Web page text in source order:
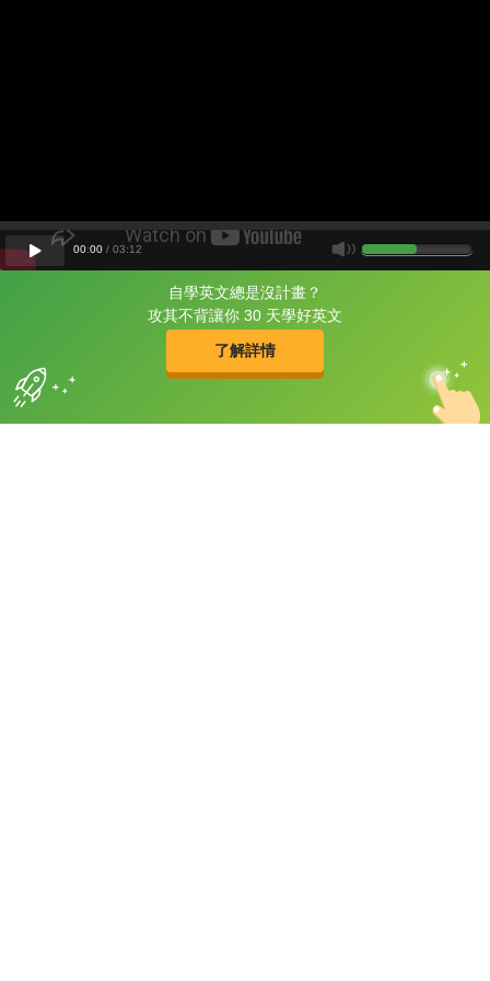
自學英文總是沒計畫？
攻其不背讓你 30 天學好英文
了解詳情
片尾有
攻其不背
的品牌故事
00:00 / 03:12